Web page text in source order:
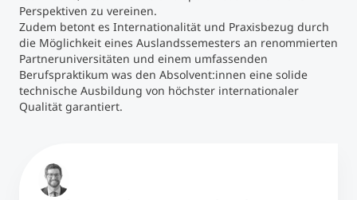
Perspektiven zu vereinen.
Zudem betont es Internationalität und Praxisbezug durch
die Möglichkeit eines Auslandssemesters an renommierten
Partneruniversitäten und einem umfassenden
Berufspraktikum was den Absolvent:innen eine solide
technische Ausbildung von höchster internationaler
Qualität garantiert.